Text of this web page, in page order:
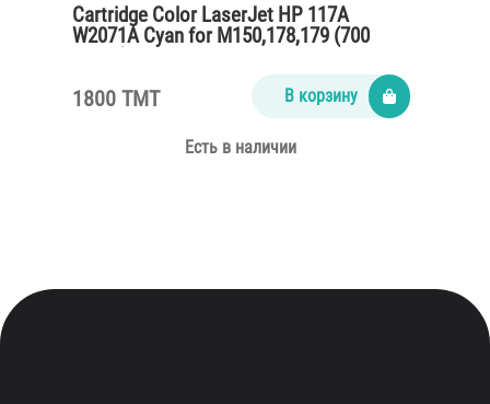
Cartridge Color LaserJet HP 117A
W2071A Cyan for M150,178,179 (700
1800 TMT В корзину
Есть в наличии